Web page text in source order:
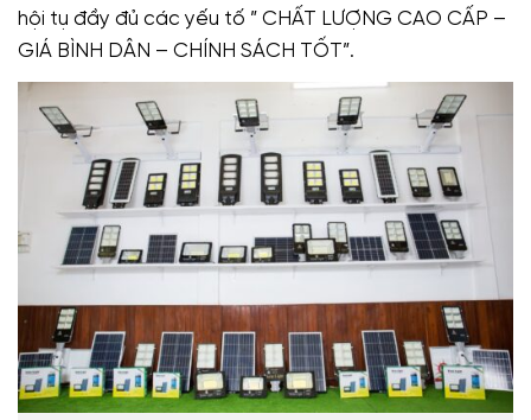
hội tụ đầy đủ các yếu tố ” CHẤT LƯỢNG CAO CẤP –
GIÁ BÌNH DÂN – CHÍNH SÁCH TỐT”.